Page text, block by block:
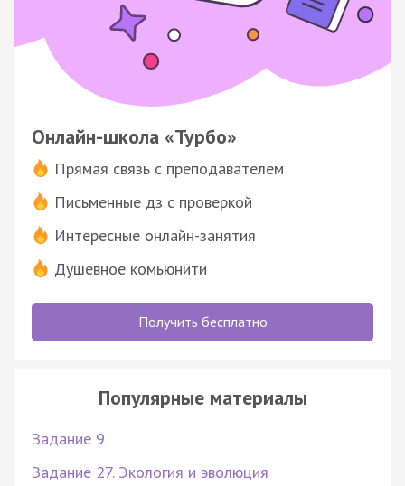
Онлайн-школа «Турбо»
Прямая связь с преподавателем
Письменные дз с проверкой
Интересные онлайн-занятия
Душевное комьюнити
Получить бесплатно
Популярные материалы
Задание 9
Задание 27. Экология и эволюция